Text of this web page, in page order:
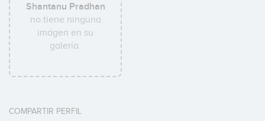
Shantanu Pradhan
no tiene ninguna
imágen en su
galería.
COMPARTIR PERFIL